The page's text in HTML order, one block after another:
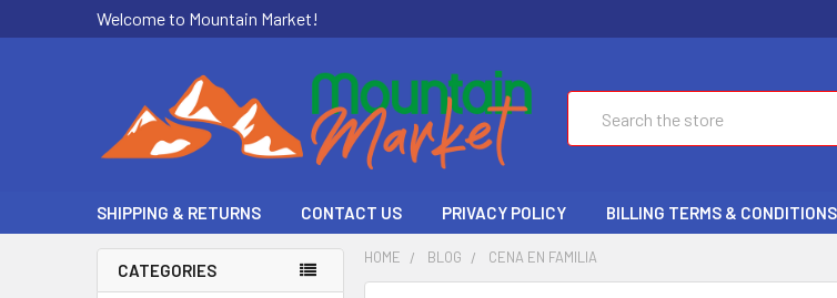
Welcome to Mountain Market!
SHIPPING & RETURNS CONTACT US PRIVACY POLICY BILLING TERMS & CONDITIONS
CATEGORIES
HOME BLOG CENA EN FAMILIA